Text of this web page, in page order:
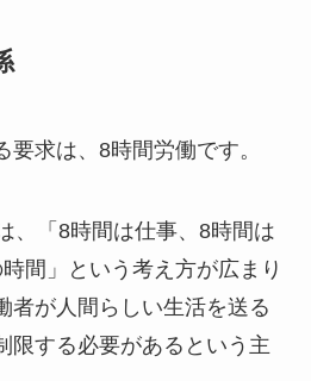
要求は、8時間労働です。
、「8時間は仕事、8時間は
間」という考え方が広まり
者が人間らしい生活を送る
限する必要があるという主